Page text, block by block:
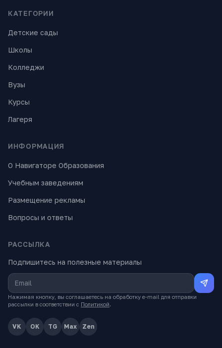
КАТЕГОРИИ
Детские сады
Школы
Колледжи
Вузы
Курсы
Лагеря
ИНФОРМАЦИЯ
О Навигаторе Образования
Учебным заведениям
Размещение рекламы
Вопросы и ответы
РАССЫЛКА
Подпишитесь на полезные материалы
Нажимая кнопку, вы соглашаетесь на обработку e-mail для отправки
рассылки в соответствии с Политикой.
VK OK TG Max Zen